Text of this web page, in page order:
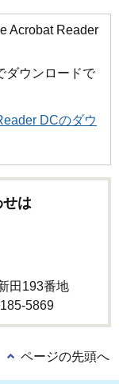
Acrobat Reader
ダウンロードで
DCのダウ
は
田193番地
5869
ページの先頭へ